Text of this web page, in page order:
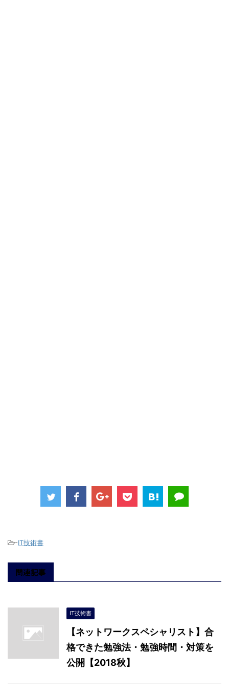
-IT技術書
関連記事
IT技術書
【ネットワークスペシャリスト】合
格できた勉強法・勉強時間・対策を
公開【2018秋】